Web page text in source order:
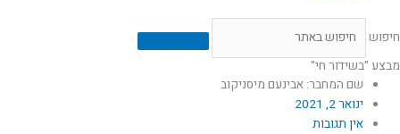
חיפוש
מבצע "בשידור חי"
שם המחבר: אבינעם מיסניקוב
ינואר 2, 2021
אין תגובות